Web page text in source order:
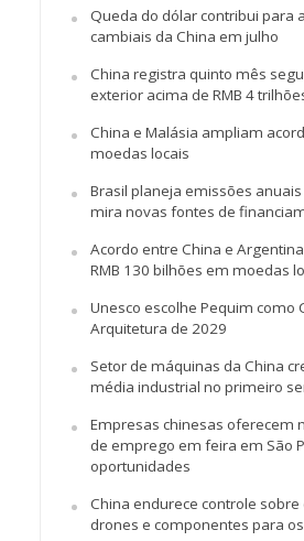
Queda do dólar contribui para
cambiais da China em julho
China registra quinto mês
exterior acima de RMB 4
China e Malásia ampliam
moedas locais
Brasil planeja emissões
mira novas fontes de
Acordo entre China e
RMB 130 bilhões em moedas
Unesco escolhe Pequim como
Arquitetura de 2029
Setor de máquinas da China
média industrial no primeiro
Empresas chinesas oferecem
de emprego em feira em São
oportunidades
China endurece controle
drones e componentes para os